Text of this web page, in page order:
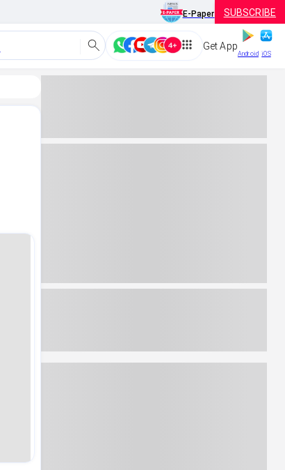
E-Paper SUBSCRIBE
Get App
Android iOS